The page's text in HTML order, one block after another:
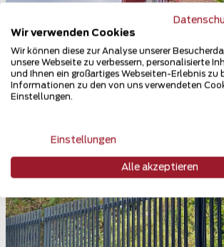
Wir verwenden Cookies
Wir können diese zur Analyse unserer
unsere Webseite zu verbessern, personalisierte
und Ihnen ein großartiges Webseiten-Erlebnis zu
Informationen zu den von uns verwendeten
Einstellungen.
Einstellungen
Alle akzeptieren